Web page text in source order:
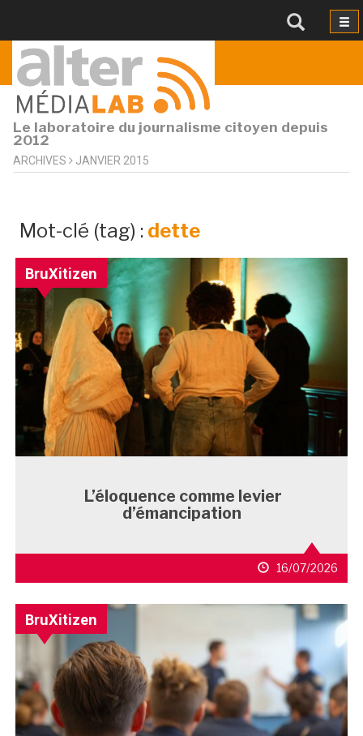
Le laboratoire du journalisme citoyen depuis
2012
ARCHIVES JANVIER 2015
Mot-clé (tag) : dettearchives
mot-
clé
BruXitizen
L’éloquence comme levier
d’émancipation
16/07/2026
BruXitizen